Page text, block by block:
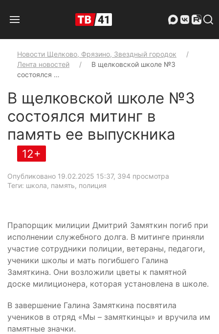
Новости Щелково, Фрязино, Звездный городок
Лента новостей
В щелковской школе №3
состоялся …
В щелковской школе №3
состоялся митинг в
память ее выпускника
12+
Опубликовано 19.02.2025 15:37, 394 просмотра
Теги: школа, память, полиция
Прапорщик милиции Дмитрий Замяткин погиб при
исполнении служебного долга. В митинге приняли
участие сотрудники полиции, ветераны, педагоги,
ученики школы и мать погибшего Галина
Замяткина. Они возложили цветы к памятной
доске милиционера, которая установлена в школе.
В завершение Галина Замяткина посвятила
учеников в отряд «Мы – замяткинцы» и вручила им
памятные значки.